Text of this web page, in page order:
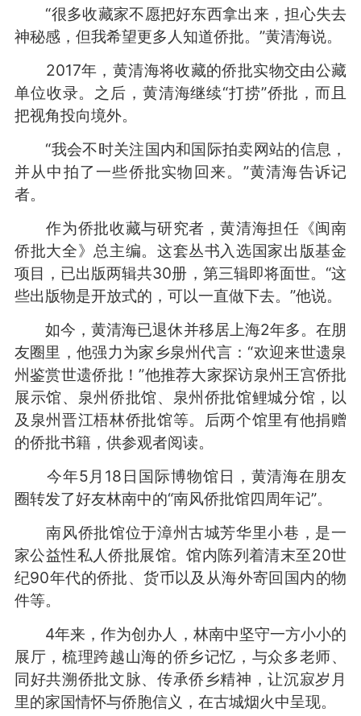
“很多收藏家不愿把好东西拿出来，担心失去
神秘感，但我希望更多人知道侨批。”黄清海说。
2017年，黄清海将收藏的侨批实物交由公藏
单位收录。之后，黄清海继续“打捞”侨批，而且
把视角投向境外。
“我会不时关注国内和国际拍卖网站的信息，
并从中拍了一些侨批实物回来。”黄清海告诉记
者。
作为侨批收藏与研究者，黄清海担任《闽南
侨批大全》总主编。这套丛书入选国家出版基金
项目，已出版两辑共30册，第三辑即将面世。“这
些出版物是开放式的，可以一直做下去。”他说。
如今，黄清海已退休并移居上海2年多。在朋
友圈里，他强力为家乡泉州代言：“欢迎来世遗泉
州鉴赏世遗侨批！”他推荐大家探访泉州王宫侨批
展示馆、泉州侨批馆、泉州侨批馆鲤城分馆，以
及泉州晋江梧林侨批馆等。后两个馆里有他捐赠
的侨批书籍，供参观者阅读。
今年5月18日国际博物馆日，黄清海在朋友
圈转发了好友林南中的“南风侨批馆四周年记”。
南风侨批馆位于漳州古城芳华里小巷，是一
家公益性私人侨批展馆。馆内陈列着清末至20世
纪90年代的侨批、货币以及从海外寄回国内的物
件等。
4年来，作为创办人，林南中坚守一方小小的
展厅，梳理跨越山海的侨乡记忆，与众多老师、
同好共溯侨批文脉、传承侨乡精神，让沉寂岁月
里的家国情怀与侨胞信义，在古城烟火中呈现。